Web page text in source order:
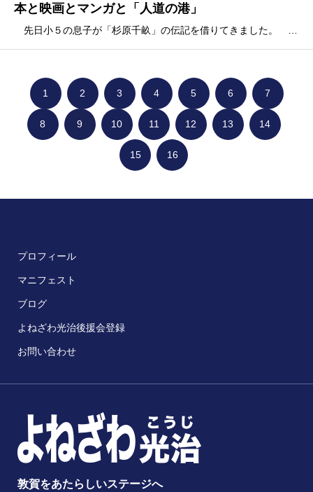
本と映画とマンガと「人道の港」
1 2 3 4 5 6 7
8 9 10 11 12 13 14
15 16
プロフィール
マニフェスト
ブログ
よねざわ光治後援会登録
お問い合わせ
敦賀をあたらしいステージへ